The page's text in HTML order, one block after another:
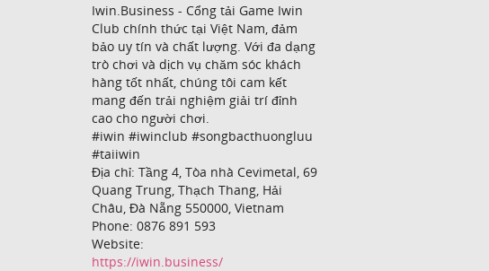
Iwin.Business - Cổng tải Game Iwin
Club chính thức tại Việt Nam, đảm
bảo uy tín và chất lượng. Với đa dạng
trò chơi và dịch vụ chăm sóc khách
hàng tốt nhất, chúng tôi cam kết
mang đến trải nghiệm giải trí đỉnh
cao cho người chơi.
#iwin #iwinclub #songbacthuongluu
#taiiwin
Địa chỉ: Tầng 4, Tòa nhà Cevimetal, 69
Quang Trung, Thạch Thang, Hải
Châu, Đà Nẵng 550000, Vietnam
Phone: 0876 891 593
Website:
https://iwin.business/